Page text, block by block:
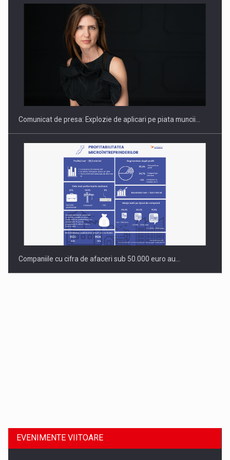
Hard Enduro Piatra Craiului 2026, fueled by benzinariile RO…
Comunicat de presa: Explozie de aplicari pe piata muncii…
Companiile cu cifra de afaceri sub 50.000 euro au…
EVENIMENTE VIITOARE